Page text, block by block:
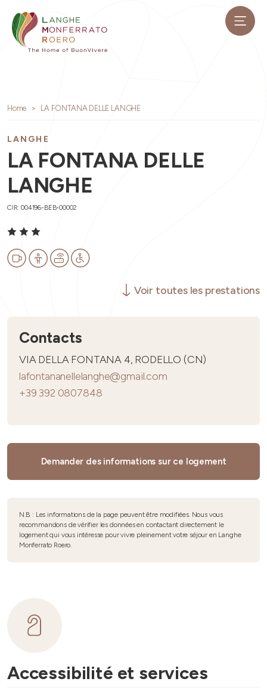
Home LA FONTANA DELLE LANGHE
LANGHE
LA FONTANA DELLE
LANGHE
CIR: 004196-BEB-00002
Voir toutes les prestations
Contacts
VIA DELLA FONTANA 4, RODELLO (CN)
lafontananellelanghe@gmail.com
+39 392 0807848
Demander des informations sur ce logement
N.B. : Les informations de la page peuvent être modifiées. Nous vous
recommandons de vérifier les données en contactant directement le
logement qui vous intéresse pour vivre pleinement votre séjour en Langhe
Monferrato Roero.
Accessibilité et services